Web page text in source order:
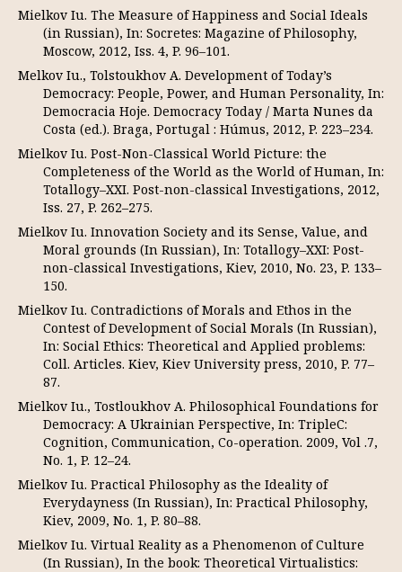
Mielkov Iu. The Measure of Happiness and Social Ideals
(in Russian), In: Socretes: Magazine of Philosophy,
Moscow, 2012, Iss. 4, P. 96–101.
Melkov Iu., Tolstoukhov A. Development of Today’s
Democracy: People, Power, and Human Personality, In:
Democracia Hoje. Democracy Today / Marta Nunes da
Costa (ed.). Braga, Portugal : Húmus, 2012, P. 223–234.
Mielkov Iu. Post-Non-Classical World Picture: the
Completeness of the World as the World of Human, In:
Totallogy–XXI. Post-non-classical Investigations, 2012,
Iss. 27, P. 262–275.
Mielkov Iu. Innovation Society and its Sense, Value, and
Moral grounds (In Russian), In: Totallogy–XXI: Post-
non-classical Investigations, Kiev, 2010, No. 23, P. 133–
150.
Mielkov Iu. Contradictions of Morals and Ethos in the
Contest of Development of Social Morals (In Russian),
In: Social Ethics: Theoretical and Applied problems:
Coll. Articles. Kiev, Kiev University press, 2010, P. 77–
87.
Mielkov Iu., Tostloukhov A. Philosophical Foundations for
Democracy: A Ukrainian Perspective, In: TripleC:
Cognition, Communication, Co-operation. 2009, Vol .7,
No. 1, P. 12–24.
Mielkov Iu. Practical Philosophy as the Ideality of
Everydayness (In Russian), In: Practical Philosophy,
Kiev, 2009, No. 1, P. 80–88.
Mielkov Iu. Virtual Reality as a Phenomenon of Culture
(In Russian), In the book: Theoretical Virtualistics: